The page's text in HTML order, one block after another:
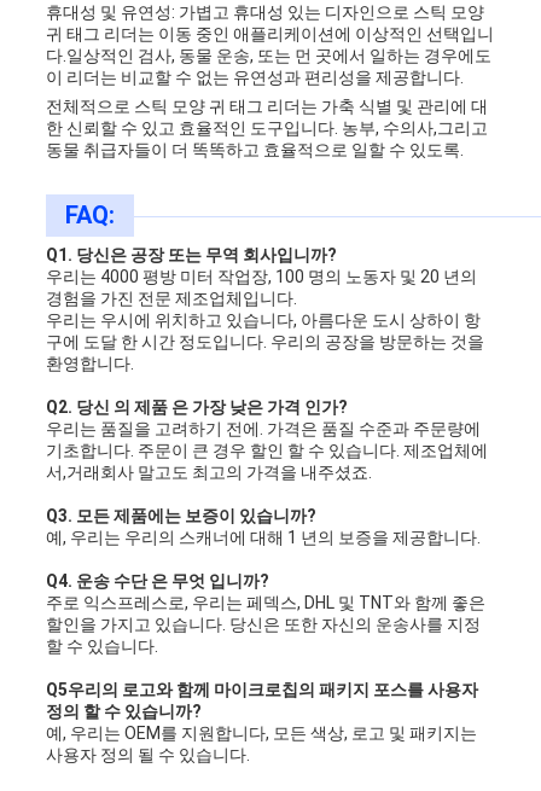
휴대성 및 유연성: 가볍고 휴대성 있는 디자인으로 스틱 모양
귀 태그 리더는 이동 중인 애플리케이션에 이상적인 선택입니
다. 일상적인 검사, 동물 운송, 또는 먼 곳에서 일하는 경우에도
이 리더는 비교할 수 없는 유연성과 편리성을 제공합니다.
전체적으로 스틱 모양 귀 태그 리더는 가축 식별 및 관리에 대
한 신뢰할 수 있고 효율적인 도구입니다. 농부, 수의사,그리고
동물 취급자들이 더 똑똑하고 효율적으로 일할 수 있도록.
FAQ:
Q1. 당신은 공장 또는 무역 회사입니까?
우리는 4000 평방 미터 작업장, 100 명의 노동자 및 20 년의
경험을 가진 전문 제조업체입니다.
우리는 우시에 위치하고 있습니다, 아름다운 도시 상하이 항
구에 도달 한 시간 정도입니다. 우리의 공장을 방문하는 것을
환영합니다.
Q2. 당신 의 제품 은 가장 낮은 가격 인가?
우리는 품질을 고려하기 전에. 가격은 품질 수준과 주문량에
기초합니다. 주문이 큰 경우 할인 할 수 있습니다. 제조업체에
서,거래회사 말고도 최고의 가격을 내주셨죠.
Q3. 모든 제품에는 보증이 있습니까?
예, 우리는 우리의 스캐너에 대해 1 년의 보증을 제공합니다.
Q4. 운송 수단 은 무엇 입니까?
주로 익스프레스로, 우리는 페덱스, DHL 및 TNT와 함께 좋은
할인을 가지고 있습니다. 당신은 또한 자신의 운송사를 지정
할 수 있습니다.
Q5우리의 로고와 함께 마이크로칩의 패키지 포스를 사용자
정의 할 수 있습니까?
예, 우리는 OEM를 지원합니다, 모든 색상, 로고 및 패키지는
사용자 정의 될 수 있습니다.